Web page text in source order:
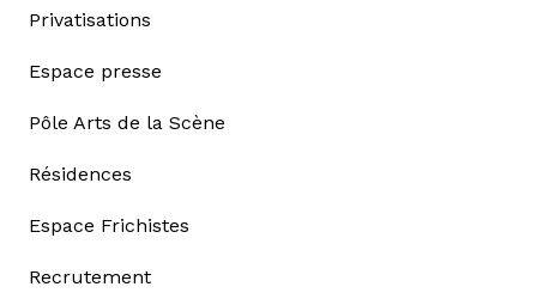
Privatisations
Espace presse
Pôle Arts de la Scène
Résidences
Espace Frichistes
Recrutement